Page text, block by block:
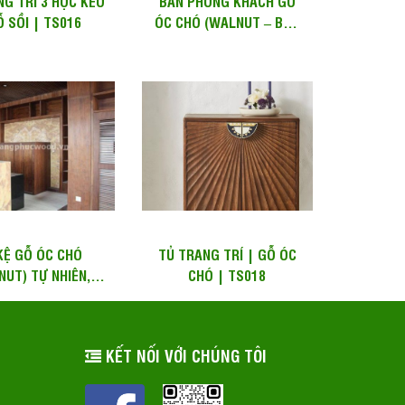
SỒI | TS016
ÓC CHÓ (WALNUT – BẮC
GỖ ÓC CHÓ
TỰ NHIÊN,
TỦ TRANG TRÍ | GỖ ÓC
CHÓ | TS018
KẾT NỐI VỚI CHÚNG TÔI